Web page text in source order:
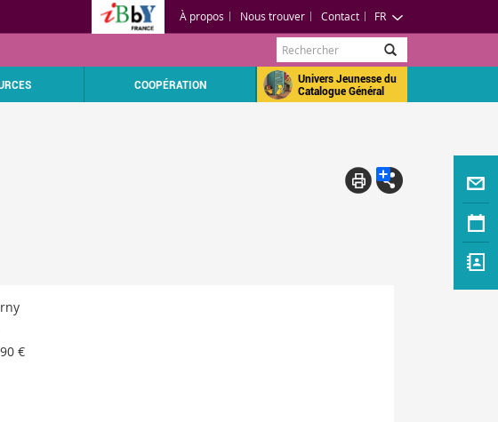
FR
À propos Nous trouver Contact
Rechercher
COOPÉRATION
Univers Jeunesse du
Catalogue Général
€